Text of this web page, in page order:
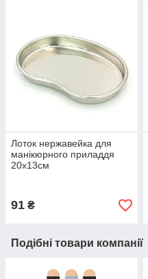
Лоток нержавейка для
манікюрного приладдя
20x13см
91 ₴
Подібні товари компанії